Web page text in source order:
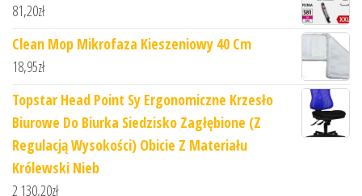
81,20zł
Clean Mop Mikrofaza Kieszeniowy 40 Cm
18,95zł
Topstar Head Point Sy Ergonomiczne Krzesło
Biurowe Do Biurka Siedzisko Zagłębione (Z
Regulacją Wysokości) Obicie Z Materiału
Królewski Nieb
2 130,20zł